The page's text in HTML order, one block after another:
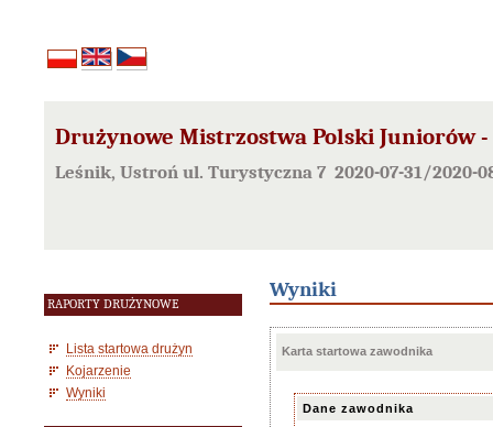
Drużynowe Mistrzostwa Polski Juniorów -
Leśnik, Ustroń ul. Turystyczna 7 2020-07-31/2020-
RAPORTY DRUŻYNOWE
Lista startowa drużyn
Kojarzenie
Wyniki
Wyniki
Karta startowa zawodnika
Dane zawodnika